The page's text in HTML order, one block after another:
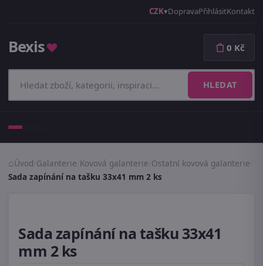
CZK DopravaPřihlásitKontakt
Bexis♥
HLEDAT
0 Kč
Úvod Galanterie Kovová galanterie Ostatní kovová galanterie
Sada zapínání na tašku 33x41 mm 2 ks
Sada zapínání na tašku 33x41
mm 2 ks